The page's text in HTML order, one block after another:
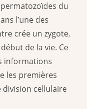
du
l’une des
crée un zygote,
de la vie. Ce
informations
les premières
division cellulaire